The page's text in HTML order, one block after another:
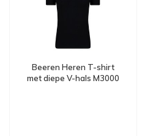
Beeren Heren T-shirt
met diepe V-hals M3000